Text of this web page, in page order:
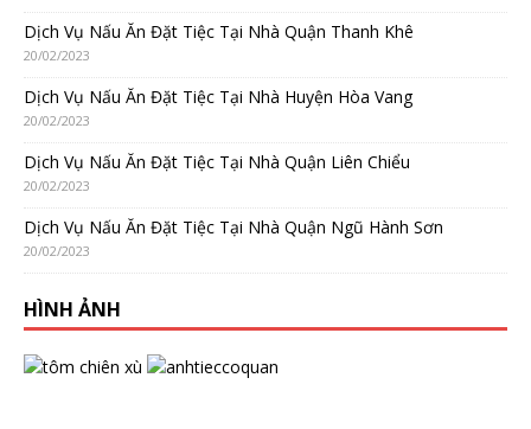
Dịch Vụ Nấu Ăn Đặt Tiệc Tại Nhà Quận Thanh Khê
20/02/2023
Dịch Vụ Nấu Ăn Đặt Tiệc Tại Nhà Huyện Hòa Vang
20/02/2023
Dịch Vụ Nấu Ăn Đặt Tiệc Tại Nhà Quận Liên Chiểu
20/02/2023
Dịch Vụ Nấu Ăn Đặt Tiệc Tại Nhà Quận Ngũ Hành Sơn
20/02/2023
HÌNH ẢNH